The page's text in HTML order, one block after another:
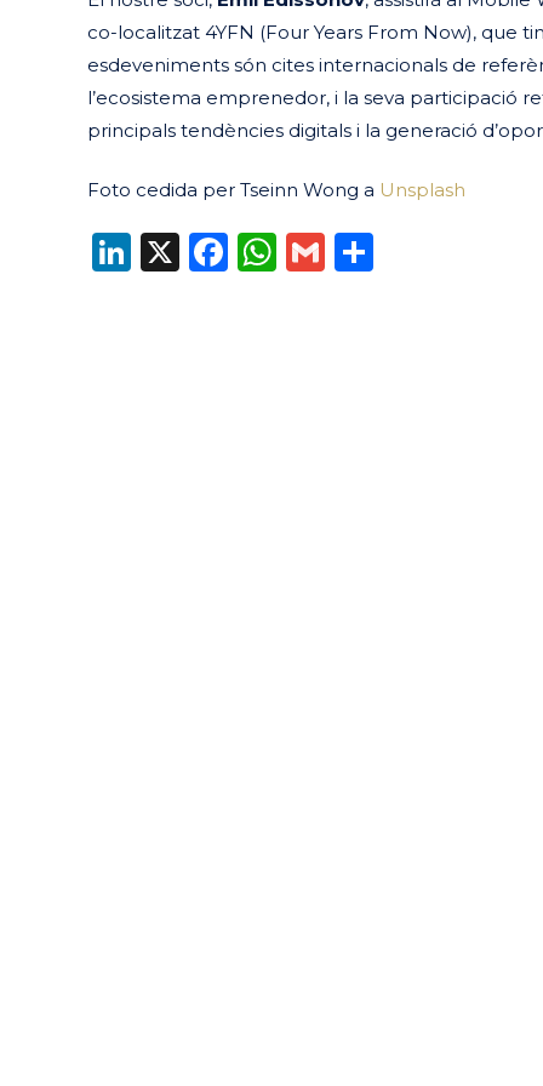
co-localitzat 4YFN (Four Years From Now), que
esdeveniments són cites internacionals de
l’ecosistema emprenedor, i la seva participació
principals tendències digitals i la generació
Foto cedida per Tseinn Wong a Unsplash
LinkedIn
X Facebook
WhatsApp
Gmail